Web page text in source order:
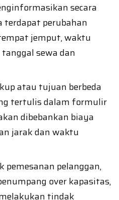
secara
terdapat perubahan
jemput, waktu
sewa dan
atau tujuan berbeda
tertulis dalam formulir
dibebankan biaya
jarak dan waktu
pemesanan pelanggan,
over kapasitas,
tindak